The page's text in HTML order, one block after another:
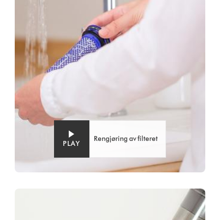
PLAY
Rengjøring av filteret